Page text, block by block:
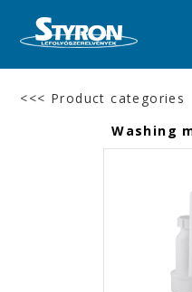
<<< Product categories
Washing